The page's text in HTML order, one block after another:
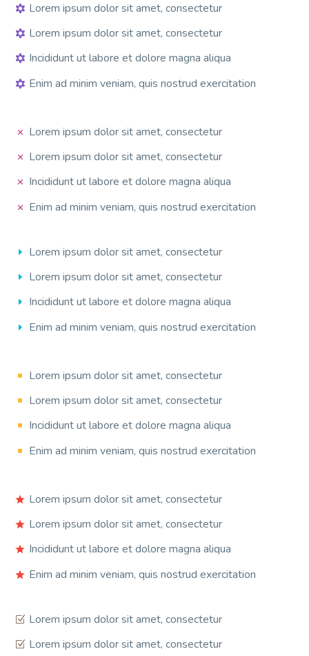
Lorem ipsum dolor sit amet, consectetur
Lorem ipsum dolor sit amet, consectetur
Incididunt ut labore et dolore magna aliqua
Enim ad minim veniam, quis nostrud exercitation
Lorem ipsum dolor sit amet, consectetur
Lorem ipsum dolor sit amet, consectetur
Incididunt ut labore et dolore magna aliqua
Enim ad minim veniam, quis nostrud exercitation
Lorem ipsum dolor sit amet, consectetur
Lorem ipsum dolor sit amet, consectetur
Incididunt ut labore et dolore magna aliqua
Enim ad minim veniam, quis nostrud exercitation
Lorem ipsum dolor sit amet, consectetur
Lorem ipsum dolor sit amet, consectetur
Incididunt ut labore et dolore magna aliqua
Enim ad minim veniam, quis nostrud exercitation
Lorem ipsum dolor sit amet, consectetur
Lorem ipsum dolor sit amet, consectetur
Incididunt ut labore et dolore magna aliqua
Enim ad minim veniam, quis nostrud exercitation
Lorem ipsum dolor sit amet, consectetur
Lorem ipsum dolor sit amet, consectetur